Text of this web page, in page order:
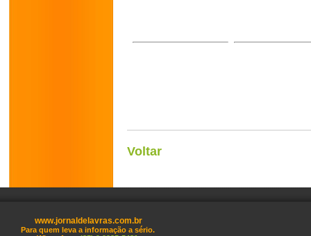
Voltar
www.jornaldelavras.com.br
Para quem leva a informação a sério.